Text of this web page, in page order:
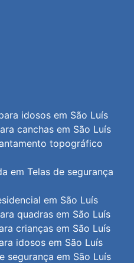
idosos em São Luís
canchas em São Luís
topográfico
em Telas de segurança
em São Luís
quadras em São Luís
crianças em São Luís
idosos em São Luís
segurança em São Luís